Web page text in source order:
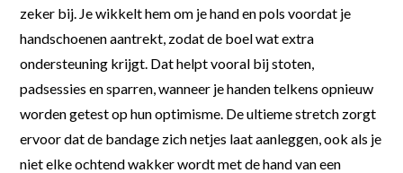
zeker bij. Je wikkelt hem om je hand en pols voordat je
handschoenen aantrekt, zodat de boel wat extra
ondersteuning krijgt. Dat helpt vooral bij stoten,
padsessies en sparren, wanneer je handen telkens opnieuw
worden getest op hun optimisme. De ultieme stretch zorgt
ervoor dat de bandage zich netjes laat aanleggen, ook als je
niet elke ochtend wakker wordt met de hand van een